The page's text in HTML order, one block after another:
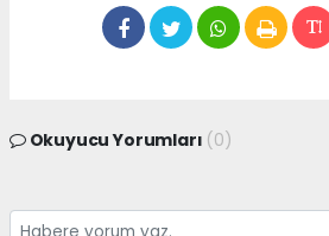
Okuyucu Yorumları (0)